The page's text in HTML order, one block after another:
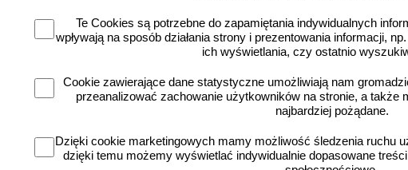
Te Cookies są potrzebne do zapamiętania indywidualnych
wpływają na sposób działania strony i prezentowania informacji,
ich wyświetlania, czy ostatnio
Cookie zawierające dane statystyczne umożliwiają nam
przeanalizować zachowanie użytkowników na stronie, a także
najbardziej pożądane.
Dzięki cookie marketingowych mamy możliwość śledzenia ruchu
dzięki temu możemy wyświetlać indywidualnie dopasowane
Klej do kocich oczek, najezdniowych,
punktowych elementów odblaskowych - 10kg
Biguma-Tac